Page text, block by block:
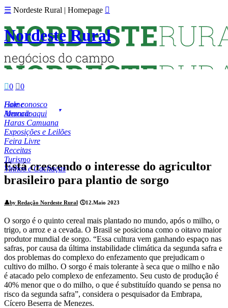
☰ Nordeste Rural | Homepage 
Nordeste Rural
0 0
Fale conosco
Anuncie aqui
Home
Mercado
Haras Camuana
Exposições e Leilões
Feira Livre
Receitas
Turismo
Vinhos e Cachaças
Está crescendo o interesse do agricultor
brasileiro para plantio de sorgo
👤by Redação Nordeste Rural 🕔12.Maio 2023
O sorgo é o quinto cereal mais plantado no mundo, após o milho, o
trigo, o arroz e a cevada. O Brasil se posiciona como o oitavo maior
produtor mundial de sorgo. “Essa cultura vem ganhando espaço nas
safras, por causa da última instabilidade climática da segunda safra e
dos problemas do complexo do enfezamento que prejudicam o
cultivo do milho. O sorgo é mais tolerante à seca que o milho e não
é atacado pelo complexo de enfezamento. Seu custo de produção é
40% menor que o do milho, o que é substituído quando se pensa no
risco da segunda safra”, considera o pesquisador da Embrapa,
Cícero Beserra de Menezes.